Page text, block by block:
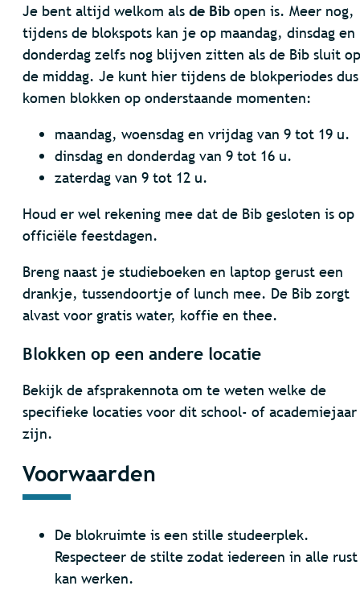
Je bent altijd welkom als de Bib open is. Meer nog,
tijdens de blokspots kan je op maandag, dinsdag en
donderdag zelfs nog blijven zitten als de Bib sluit op
de middag. Je kunt hier tijdens de blokperiodes dus
komen blokken op onderstaande momenten:
maandag, woensdag en vrijdag van 9 tot 19 u.
dinsdag en donderdag van 9 tot 16 u.
zaterdag van 9 tot 12 u.
Houd er wel rekening mee dat de Bib gesloten is op
officiële feestdagen.
Breng naast je studieboeken en laptop gerust een
drankje, tussendoortje of lunch mee. De Bib zorgt
alvast voor gratis water, koffie en thee.
Blokken op een andere locatie
Bekijk de afsprakennota om te weten welke de
specifieke locaties voor dit school- of academiejaar
zijn.
Voorwaarden
De blokruimte is een stille studeerplek.
Respecteer de stilte zodat iedereen in alle rust
kan werken.